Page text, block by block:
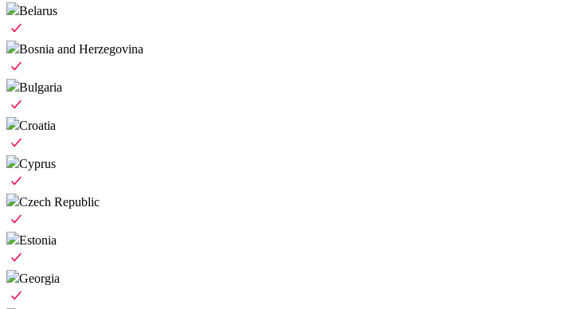
Belarus
Bosnia and Herzegovina
Bulgaria
Croatia
Cyprus
Czech Republic
Estonia
Georgia